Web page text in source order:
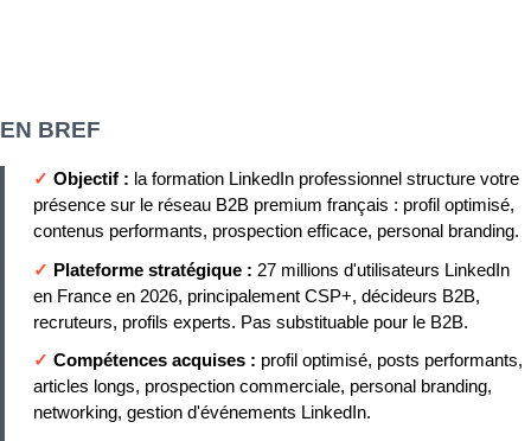
EN BREF
✓ Objectif : la formation LinkedIn professionnel structure votre
présence sur le réseau B2B premium français : profil optimisé,
contenus performants, prospection efficace, personal branding.
✓ Plateforme stratégique : 27 millions d'utilisateurs LinkedIn
en France en 2026, principalement CSP+, décideurs B2B,
recruteurs, profils experts. Pas substituable pour le B2B.
✓ Compétences acquises : profil optimisé, posts performants,
articles longs, prospection commerciale, personal branding,
networking, gestion d'événements LinkedIn.